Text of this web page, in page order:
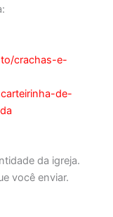
crachas-e-
de-
da igreja.
você enviar.